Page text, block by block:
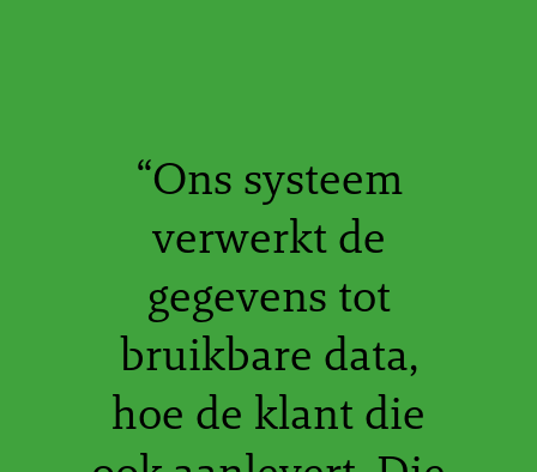
“Ons systeem
verwerkt de
gegevens tot
bruikbare data,
hoe de klant die